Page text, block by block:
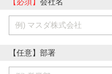
【必須】 会社名
【任意】部署